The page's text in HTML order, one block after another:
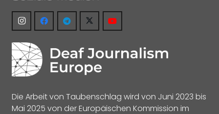
Die Arbeit von Taubenschlag wird von Juni 2023 bis
Mai 2025 von der Europäischen Kommission im